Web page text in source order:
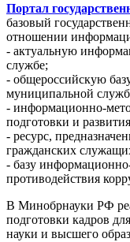
Портал
базовый
отношении
- актуальную
службе;
- общероссийскую
муниципальной
- информационно-
подготовки и
- ресурс,
гражданских
- базу
противодействия
В Минобрнауки РФ
подготовки кадров
науки и высшего